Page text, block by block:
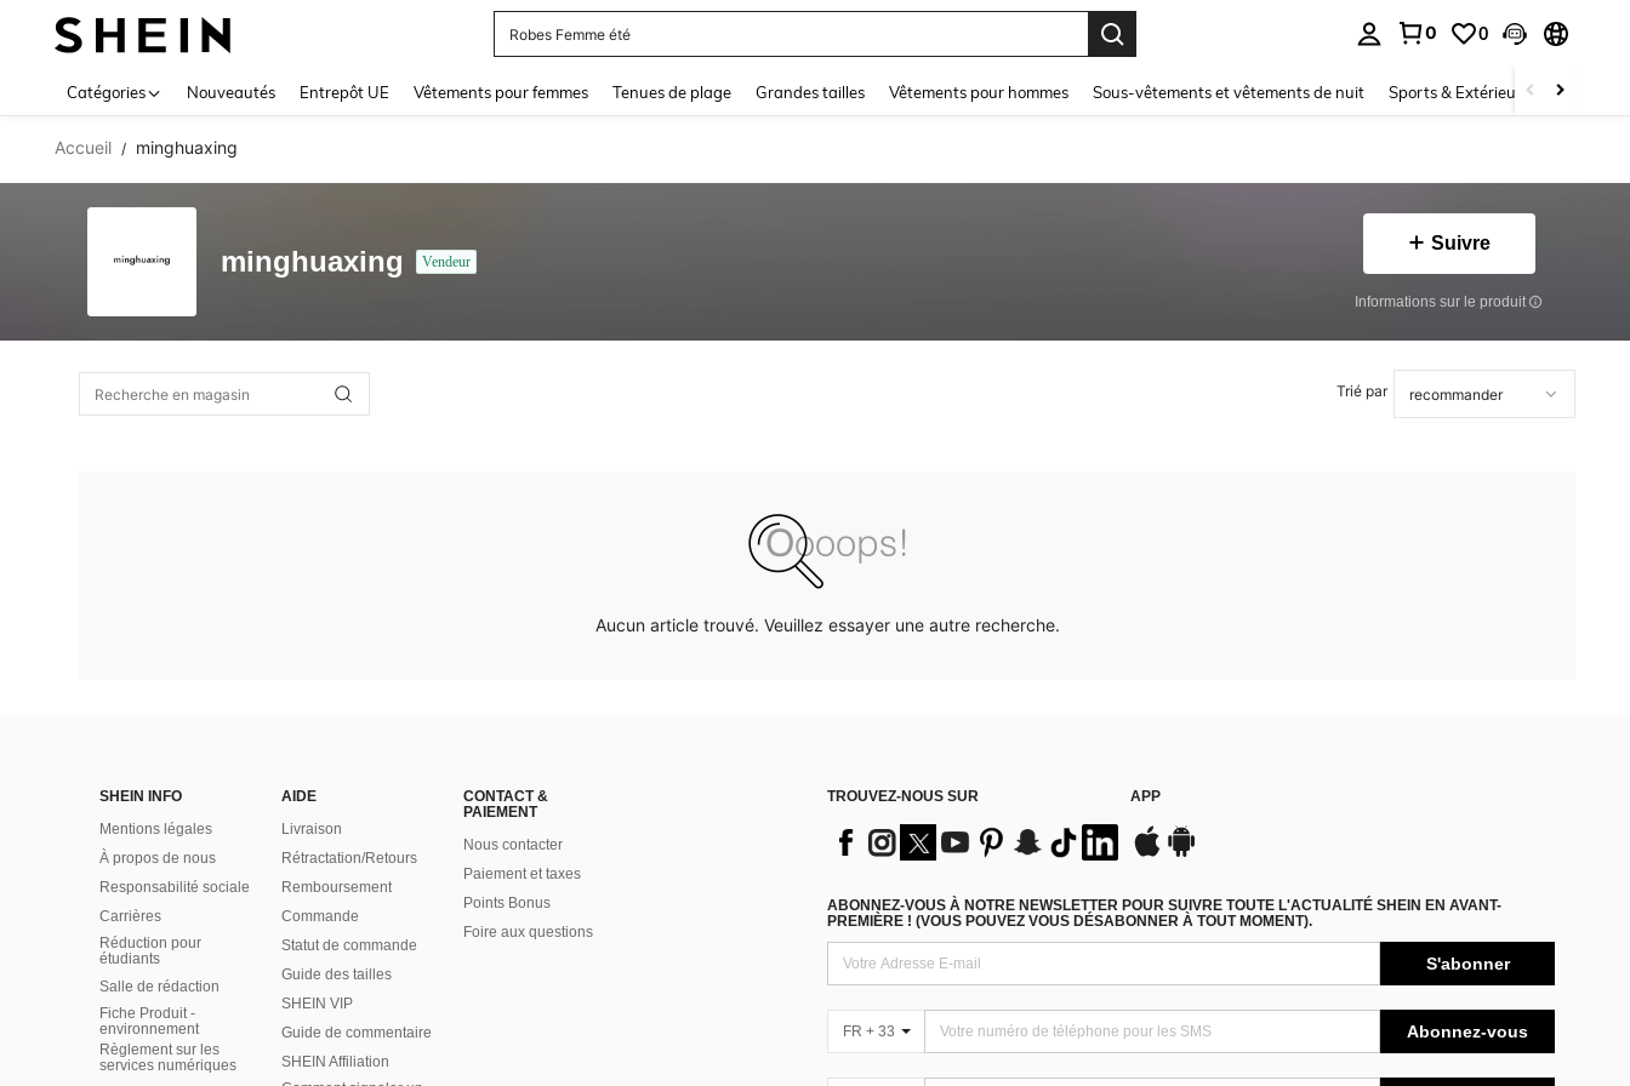
Robes Femme été
0 0
Catégories Nouveautés Entrepôt UE Vêtements pour femmes Tenues de plage Grandes tailles Vêtements pour hommes Sous-vêtements et vêtements de nuit Sports & Extérieur Enfants
Accueil / minghuaxing
minghuaxing Vendeur
Suivre
Informations sur le produit
Trié par
Aucun article trouvé. Veuillez essayer une autre recherche.
SHEIN INFO
Mentions légales
À propos de nous
Responsabilité sociale
Carrières
Réduction pour
étudiants
Salle de rédaction
Fiche Produit -
environnement
Règlement sur les
services numériques
AIDE
Livraison
Rétractation/Retours
Remboursement
Commande
Statut de commande
Guide des tailles
SHEIN VIP
Guide de commentaire
SHEIN Affiliation
CONTACT &
PAIEMENT
Nous contacter
Paiement et taxes
Points Bonus
Foire aux questions
TROUVEZ-NOUS SUR APP
ABONNEZ-VOUS À NOTRE NEWSLETTER POUR SUIVRE TOUTE L'ACTUALITÉ SHEIN EN AVANT-
PREMIÈRE ! (VOUS POUVEZ VOUS DÉSABONNER À TOUT MOMENT).
S'abonner
FR + 33 Abonnez-vous